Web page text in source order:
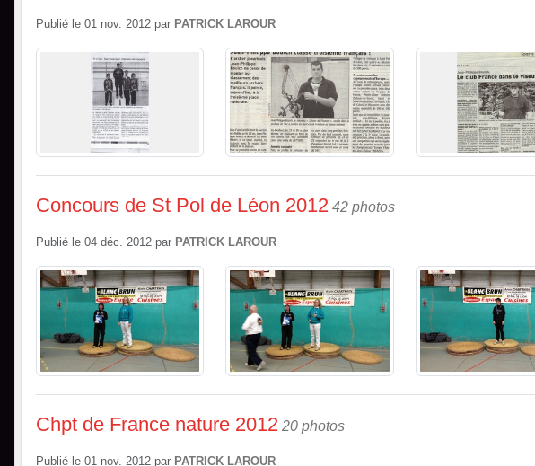
Publié le 01 nov. 2012 par PATRICK LAROUR
Concours de St Pol de Léon 2012 42 photos
Publié le 04 déc. 2012 par PATRICK LAROUR
Chpt de France nature 2012 20 photos
Publié le 01 nov. 2012 par PATRICK LAROUR